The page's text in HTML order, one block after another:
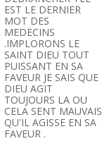
EST LE DERNIER
MOT DES
MEDECINS
.IMPLORONS LE
SAINT DIEU TOUT
PUISSANT EN SA
FAVEUR JE SAIS QUE
DIEU AGIT
TOUJOURS LA OU
CELA SENT MAUVAIS
QU'IL AGISSE EN SA
FAVEUR .